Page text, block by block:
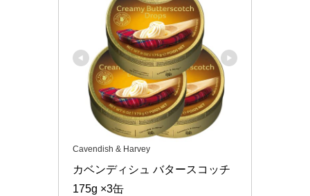
Cavendish & Harvey
カベンディシュ バタースコッチ
175g ×3缶